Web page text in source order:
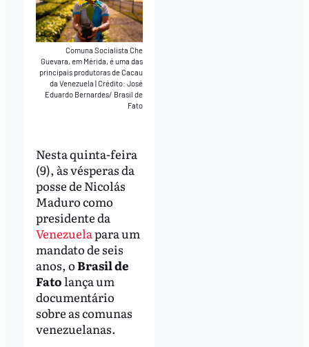
Comuna Socialista Che
Guevara, em Mérida, é uma das
principais produtoras de Cacau
da Venezuela|Crédito: José
Eduardo Bernardes/ Brasil de
Fato
Nesta quinta-feira
(9), às vésperas da
posse de Nicolás
Maduro como
presidente da
Venezuelapara um
mandato de seis
anos, oBrasil de
Fatolança um
documentário
sobre as comunas
venezuelanas.